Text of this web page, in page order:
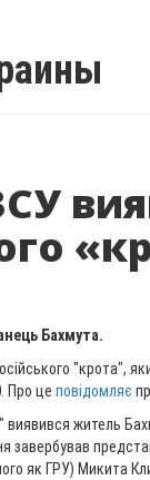
Бахмута.
"крота",
Про це повідомляє
житель
завербував
як ГРУ) Микита